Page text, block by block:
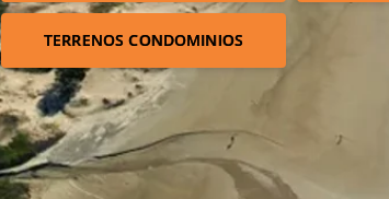
TERRENOS CONDOMINIOS